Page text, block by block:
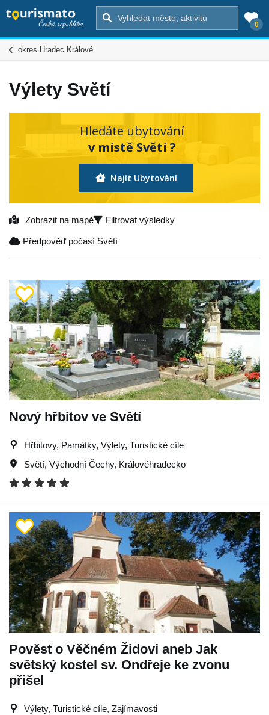
0
okres Hradec Králové
Výlety Světí
Hledáte ubytování
v místě Světí ?
Najít Ubytování
Zobrazit na mapě Filtrovat výsledky
Předpověď počasí Světí
Nový hřbitov ve Světí
Hřbitovy, Památky, Výlety, Turistické cíle
Světí, Východní Čechy, Královéhradecko
Pověst o Věčném Židovi aneb Jak
světský kostel sv. Ondřeje ke zvonu
přišel
Výlety, Turistické cíle, Zajímavosti